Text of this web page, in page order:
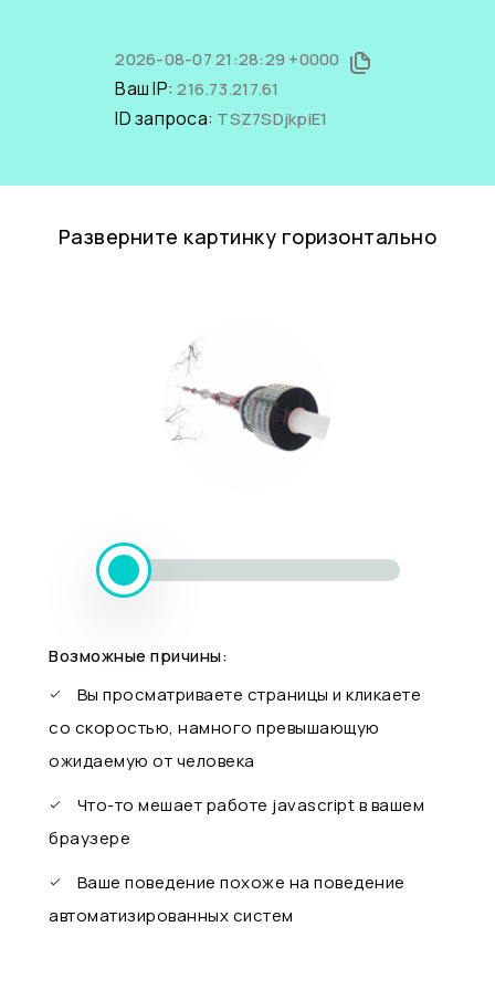
2026-08-07 21:28:29 +0000
Ваш IP:216.73.217.61
ID запроса: TSZ7SDjkpiE1
Разверните картинку горизонтально
Возможные причины:
Вы просматриваете страницы и кликаете
со скоростью, намного превышающую
ожидаемую от человека
Что-то мешает работе javascript в вашем
браузере
Ваше поведение похоже на поведение
автоматизированных систем